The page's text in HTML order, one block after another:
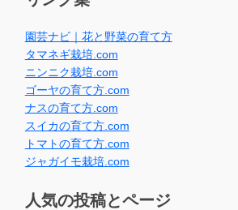
園芸ナビ｜花と野菜の育て方
タマネギ栽培.com
ニンニク栽培.com
ゴーヤの育て方.com
ナスの育て方.com
スイカの育て方.com
トマトの育て方.com
ジャガイモ栽培.com
人気の投稿とページ